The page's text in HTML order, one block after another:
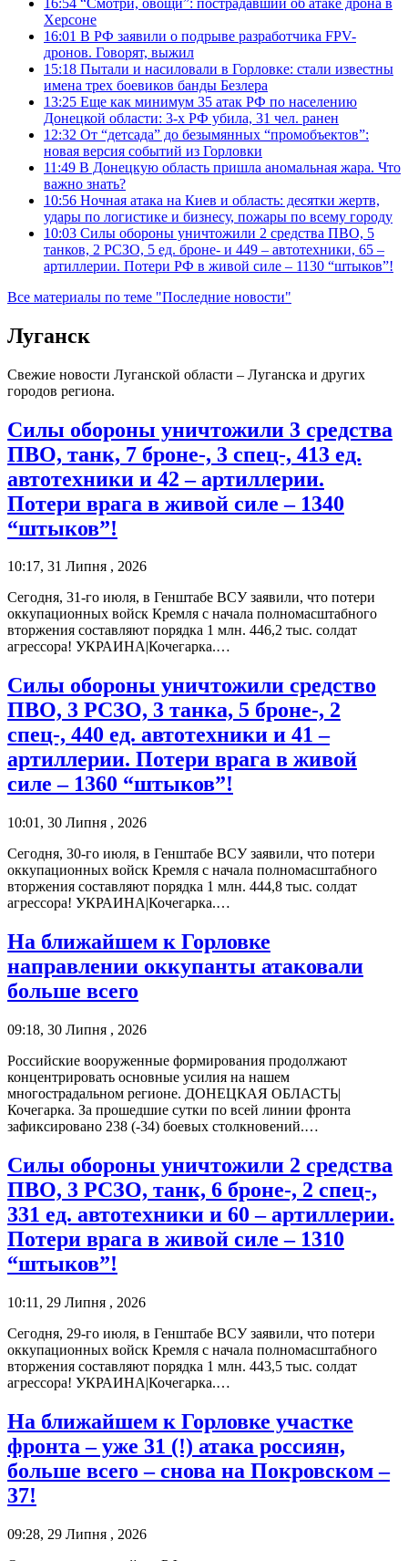
Херсоне
16:01 В РФ заявили о подрыве разработчика FPV-
дронов. Говорят, выжил
15:18 Пытали и насиловали в Горловке: стали известны
имена трех боевиков банды Безлера
13:25 Еще как минимум 35 атак РФ по населению
Донецкой области: 3-х РФ убила, 31 чел. ранен
12:32 От “детсада” до безымянных “промобъектов”:
новая версия событий из Горловки
11:49 В Донецкую область пришла аномальная жара. Что
важно знать?
10:56 Ночная атака на Киев и область: десятки жертв,
удары по логистике и бизнесу, пожары по всему городу
10:03 Силы обороны уничтожили 2 средства ПВО, 5
танков, 2 РСЗО, 5 ед. броне- и 449 – автотехники, 65 –
артиллерии. Потери РФ в живой силе – 1130 “штыков”!
Все материалы по теме "Последние новости"
Луганск
Свежие новости Луганской области – Луганска и других
городов региона.
Силы обороны уничтожили 3 средства
ПВО, танк, 7 броне-, 3 спец-, 413 ед.
автотехники и 42 – артиллерии.
Потери врага в живой силе – 1340
“штыков”!
10:17, 31 Липня , 2026
Сегодня, 31-го июля, в Генштабе ВСУ заявили, что потери
оккупационных войск Кремля с начала полномасштабного
вторжения составляют порядка 1 млн. 446,2 тыс. солдат
агрессора! УКРАИНА|Кочегарка.…
Силы обороны уничтожили средство
ПВО, 3 РСЗО, 3 танка, 5 броне-, 2
спец-, 440 ед. автотехники и 41 –
артиллерии. Потери врага в живой
силе – 1360 “штыков”!
10:01, 30 Липня , 2026
Сегодня, 30-го июля, в Генштабе ВСУ заявили, что потери
оккупационных войск Кремля с начала полномасштабного
вторжения составляют порядка 1 млн. 444,8 тыс. солдат
агрессора! УКРАИНА|Кочегарка.…
На ближайшем к Горловке
направлении оккупанты атаковали
больше всего
09:18, 30 Липня , 2026
Российские вооруженные формирования продолжают
концентрировать основные усилия на нашем
многострадальном регионе. ДОНЕЦКАЯ ОБЛАСТЬ|
Кочегарка. За прошедшие сутки по всей линии фронта
зафиксировано 238 (-34) боевых столкновений.…
Силы обороны уничтожили 2 средства
ПВО, 3 РСЗО, танк, 6 броне-, 2 спец-,
331 ед. автотехники и 60 – артиллерии.
Потери врага в живой силе – 1310
“штыков”!
10:11, 29 Липня , 2026
Сегодня, 29-го июля, в Генштабе ВСУ заявили, что потери
оккупационных войск Кремля с начала полномасштабного
вторжения составляют порядка 1 млн. 443,5 тыс. солдат
агрессора! УКРАИНА|Кочегарка.…
На ближайшем к Горловке участке
фронта – уже 31 (!) атака россиян,
больше всего – снова на Покровском –
37!
09:28, 29 Липня , 2026